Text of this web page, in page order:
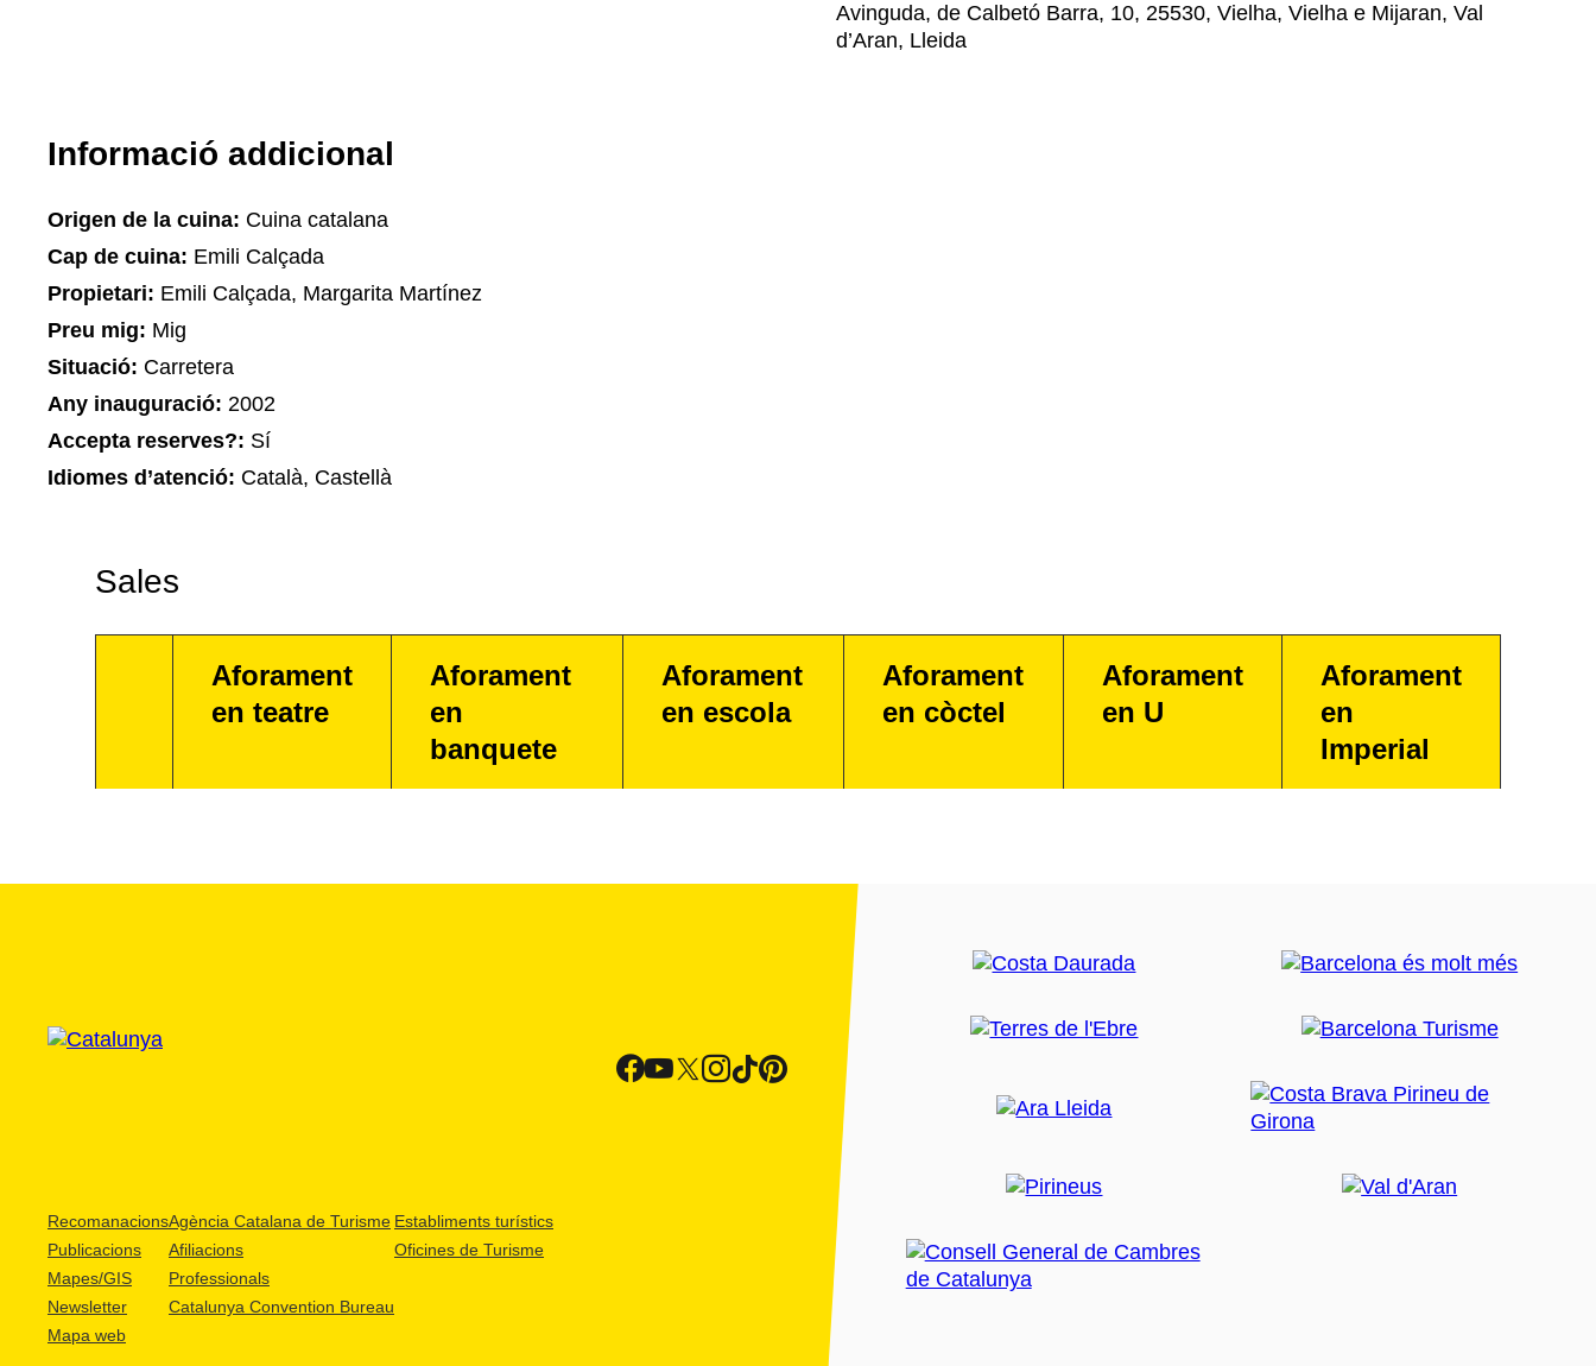
Avinguda, de Calbetó Barra, 10, 25530, Vielha, Vielha e Mijaran, Val
d’Aran, Lleida
Informació addicional
Origen de la cuina: Cuina catalana
Cap de cuina: Emili Calçada
Propietari: Emili Calçada, Margarita Martínez
Preu mig: Mig
Situació: Carretera
Any inauguració: 2002
Accepta reserves?: Sí
Idiomes d’atenció: Català, Castellà
Sales
Aforament
en teatre
Aforament
en
banquete
Aforament
en escola
Aforament
en còctel
Aforament
en U
Aforament
en
Imperial
Recomanacions
Publicacions
Mapes/GIS
Newsletter
Mapa web
Agència Catalana de Turisme
Afiliacions
Professionals
Catalunya Convention Bureau
Establiments turístics
Oficines de Turisme